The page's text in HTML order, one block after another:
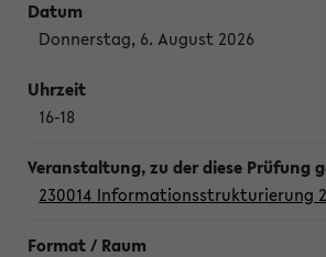
Donnerstag, 6. August 2026
16-18
230014 Informationsstrukturierung